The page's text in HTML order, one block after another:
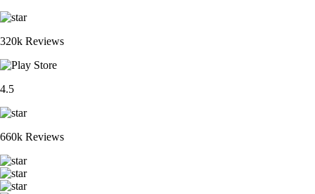
320k Reviews
4.5
660k Reviews